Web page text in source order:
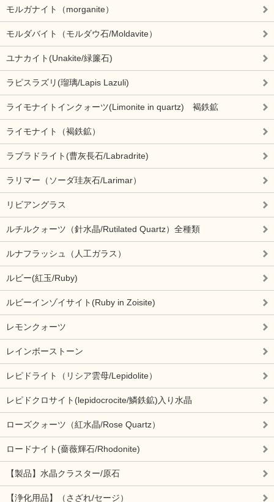
モルガナイト（morganite）
モルダバイト（モルダウ石/Moldavite）
ユナカイト(Unakite/緑簾石)
ラピスラズリ(瑠璃/Lapis Lazuli)
ライモナイトインクォーツ(Limonite in quartz) 褐鉄鉱
ライモナイト（褐鉄鉱）
ラブラドライト(曹灰長石/Labradrite)
ラリマー（ソーダ珪灰石/Larimar）
リビアングラス
ルチルクォーツ（針水晶/Rutilated Quartz）全種類
ルナフラッシュ（人工ガラス）
ルビー(紅玉/Ruby)
ルビーインゾイサイト(Ruby in Zoisite)
レモンクォーツ
レインボーストーン
レピドライト（リシア雲母/Lepidolite）
レピドクロサイト(lepidocrocite/鱗鉄鉱)入り水晶
ローズクォーツ（紅水晶/Rose Quartz）
ロードナイト(薔薇輝石/Rhodonite)
【製品】水晶クラスター/原石
【浄化用品】（さざれ/セージ）